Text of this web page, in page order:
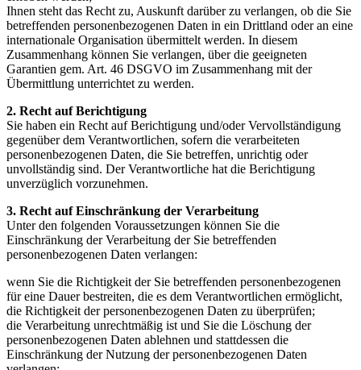
Ihnen steht das Recht zu, Auskunft darüber zu verlangen, ob die Sie
betreffenden personenbezogenen Daten in ein Drittland oder an eine
internationale Organisation übermittelt werden. In diesem
Zusammenhang können Sie verlangen, über die geeigneten
Garantien gem. Art. 46 DSGVO im Zusammenhang mit der
Übermittlung unterrichtet zu werden.
2. Recht auf Berichtigung
Sie haben ein Recht auf Berichtigung und/oder Vervollständigung
gegenüber dem Verantwortlichen, sofern die verarbeiteten
personenbezogenen Daten, die Sie betreffen, unrichtig oder
unvollständig sind. Der Verantwortliche hat die Berichtigung
unverzüglich vorzunehmen.
3. Recht auf Einschränkung der Verarbeitung
Unter den folgenden Voraussetzungen können Sie die
Einschränkung der Verarbeitung der Sie betreffenden
personenbezogenen Daten verlangen:
wenn Sie die Richtigkeit der Sie betreffenden personenbezogenen
für eine Dauer bestreiten, die es dem Verantwortlichen ermöglicht,
die Richtigkeit der personenbezogenen Daten zu überprüfen;
die Verarbeitung unrechtmäßig ist und Sie die Löschung der
personenbezogenen Daten ablehnen und stattdessen die
Einschränkung der Nutzung der personenbezogenen Daten